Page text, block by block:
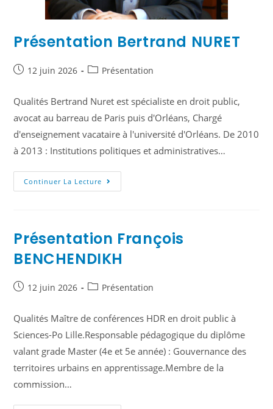
Présentation Bertrand NURET
12 juin 2026 Présentation
Qualités Bertrand Nuret est spécialiste en droit public,
avocat au barreau de Paris puis d'Orléans, Chargé
d'enseignement vacataire à l'université d'Orléans. De 2010
à 2013 : Institutions politiques et administratives…
Continuer La Lecture
Présentation François
BENCHENDIKH
12 juin 2026 Présentation
Qualités Maître de conférences HDR en droit public à
Sciences-Po Lille.Responsable pédagogique du diplôme
valant grade Master (4e et 5e année) : Gouvernance des
territoires urbains en apprentissage.Membre de la
commission…